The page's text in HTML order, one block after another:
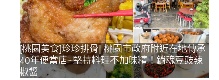
[桃園美食]珍珍排骨| 桃園市政府附近在地傳承
40年便當店~堅持料理不加味精！銷魂豆豉辣
椒醬